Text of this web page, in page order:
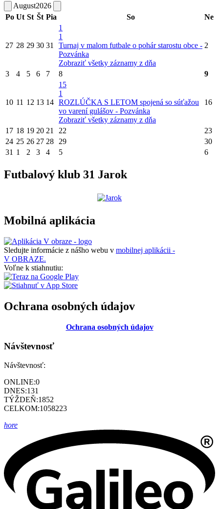
August2026
Po Ut St Št Pia So Ne
27 28 29 30 31
1
1
Turnaj v malom futbale o pohár starostu obce -
Pozvánka
Zobraziť všetky záznamy z dňa
2
3 4 5 6 7 8 9
10 11 12 13 14
15
1
ROZLÚČKA S LETOM spojená so súťažou
vo varení gulášov - Pozvánka
Zobraziť všetky záznamy z dňa
16
17 18 19 20 21 22
23
24 25 26 27 28 29
30
31 1 2 3 4 5 6
Futbalový klub 31 Jarok
Mobilná aplikácia
Sledujte informácie z nášho webu v mobilnej aplikácii -
V OBRAZE.
Voľne k stiahnutiu:
Ochrana osobných údajov
Ochrana osobných údajov
Návštevnosť
Návštevnosť:
ONLINE:0
DNES:131
TÝŽDEŇ:1852
CELKOM:1058223
hore